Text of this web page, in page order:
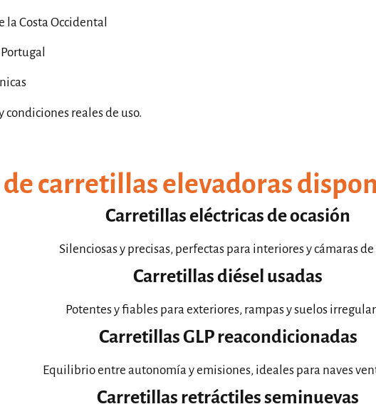
Costa Occidental
reales de uso.
carretillas elevadoras
Carretillas eléctricas de ocasión
Silenciosas y precisas, perfectas para interiores y cámaras
Carretillas diésel usadas
Potentes y fiables para exteriores, rampas y suelos
Carretillas GLP reacondicionadas
Equilibrio entre autonomía y emisiones, ideales para naves
Carretillas retráctiles seminuevas